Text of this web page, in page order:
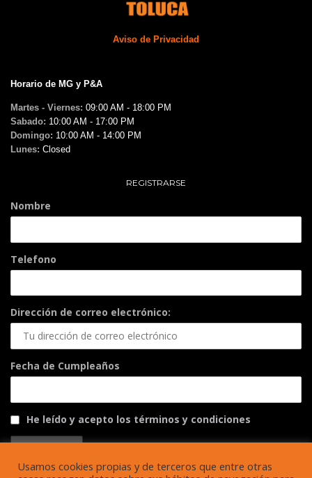
Aviso de Privacidad
Horario de MG y P&A
Martes - Viernes: 09:00 AM - 18:00 PM
Sabado: 10:00 AM - 17:00 PM
Domingo: 10:00 AM - 14:00 PM
Lunes: Closed
REGISTRARSE
Nombre
Telefono
Dirección de correo electrónico:
Fecha de Cumpleaños
He leído y acepto los términos y condiciones
Usamos cookies propias y de terceros que entre otras